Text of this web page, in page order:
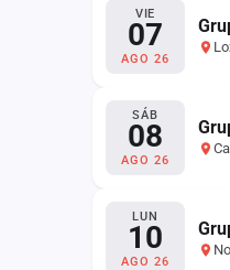
VIE
07
AGO 26
SÁB
08
AGO 26
LUN
10
AGO 26
Iniciar sesión